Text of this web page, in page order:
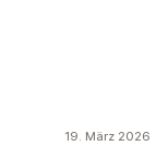
19. März 2026